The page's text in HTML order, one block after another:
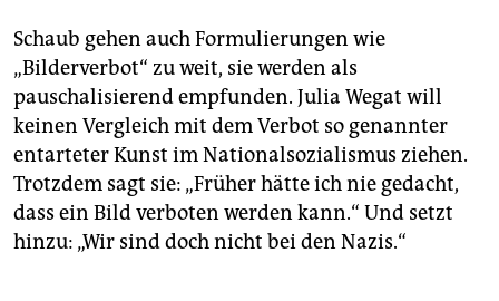
Schaub gehen auch Formulierungen wie
„Bilderverbot“ zu weit, sie werden als
pauschalisierend empfunden. Julia Wegat will
keinen Vergleich mit dem Verbot so genannter
entarteter Kunst im Nationalsozialismus ziehen.
Trotzdem sagt sie: „Früher hätte ich nie gedacht,
dass ein Bild verboten werden kann.“ Und setzt
hinzu: „Wir sind doch nicht bei den Nazis.“